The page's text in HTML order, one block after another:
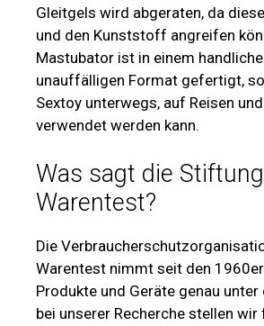
Gleitgels wird abgeraten, da
und den Kunststoff angreifen
Mastubator ist in einem
unauffälligen Format gefertigt,
Sextoy unterwegs, auf Reisen
verwendet werden kann.
Was sagt die Stiftung
Warentest?
Die
Warentest nimmt seit den
Produkte und Geräte genau unter
bei unserer Recherche stellen